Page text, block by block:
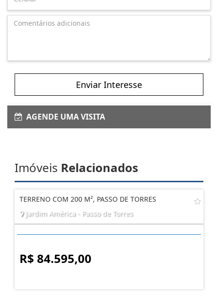
Enviar Interesse
AGENDE UMA VISITA
Imóveis Relacionados
TERRENO COM 200 M², PASSO DE TORRES
Jardim América - Passo de Torres
R$ 84.595,00